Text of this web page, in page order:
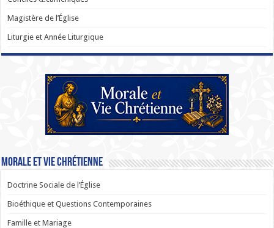
Magistère de l’Église
Liturgie et Année Liturgique
Morale et Vie Chrétienne
Doctrine Sociale de l’Église
Bioéthique et Questions Contemporaines
Famille et Mariage